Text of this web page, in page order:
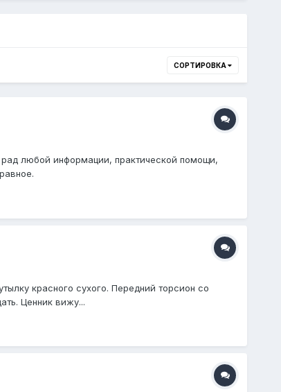
СОРТИРОВКА
любой информации, практической помощи,
красного сухого. Передний торсион со
Ценник вижу...